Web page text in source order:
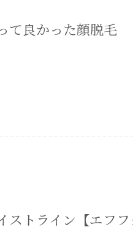
て良かった顔脱毛
ストライン【エフ